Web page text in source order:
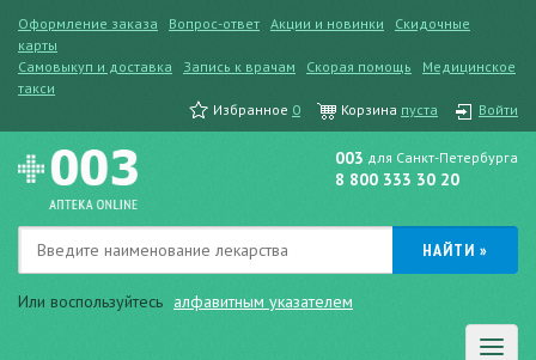
Оформление заказа Вопрос-ответ Акции и новинки
Скидочные
карты
Самовыкуп и доставка
Запись к врачам Скорая помощь
Медицинское
такси
Избранное 0 Корзина пуста Войти
Или воспользуйтесь алфавитным указателем
003 для Санкт-Петербурга
8 800 333 30 20